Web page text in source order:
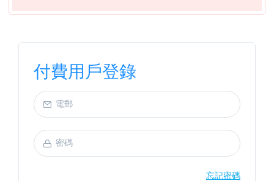
付費用戶登錄
忘記密碼